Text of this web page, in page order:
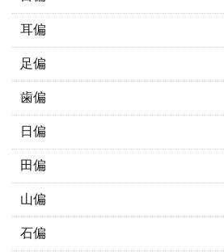
耳偏
足偏
歯偏
日偏
田偏
山偏
石偏